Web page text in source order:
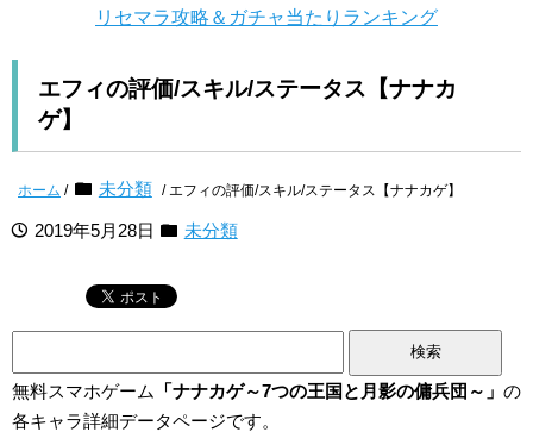
リセマラ攻略＆ガチャ当たりランキング
エフィの評価/スキル/ステータス【ナナカ
ゲ】
ホーム / 未分類 / エフィの評価/スキル/ステータス【ナナカゲ】
2019年5月28日 未分類
無料スマホゲーム
「ナナカゲ～7つの王国と月影の傭兵団～」 の
各キャラ詳細データページです。